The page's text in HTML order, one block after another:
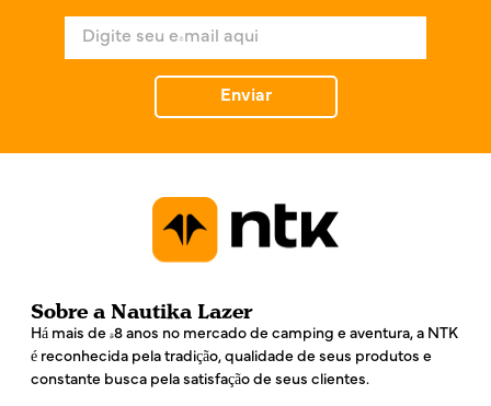
e
*
Enviar
Sobre a Nautika Lazer
Há mais de 48 anos no mercado de camping e aventura, a NTK
é reconhecida pela tradição, qualidade de seus produtos e
constante busca pela satisfação de seus clientes.